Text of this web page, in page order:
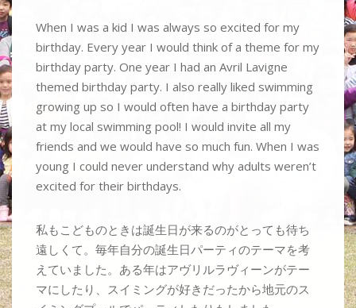
When I was a kid I was always so excited for my
birthday. Every year I would think of a theme for my
birthday party. One year I had an Avril Lavigne
themed birthday party. I also really liked swimming
growing up so I would often have a birthday party
at my local swimming pool! I would invite all my
friends and we would have so much fun. When I was
young I could never understand why adults weren’t
excited for their birthdays.
私もこどものときは誕生日が来るのがとっても待ち
遠しくて。毎年自分の誕生日パーティのテーマを考
えていました。ある年はアヴリルラヴィーンがテー
マにしたり、スイミングが好きだったから地元のス